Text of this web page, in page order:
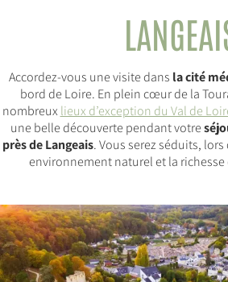
Accordez-vous une visite dans la cité
bord de Loire. En plein cœur de la
nombreuxlieux d’exception du Val de
une belle découverte pendant votre
près de Langeais. Vous serez séduits,
environnement naturel et la